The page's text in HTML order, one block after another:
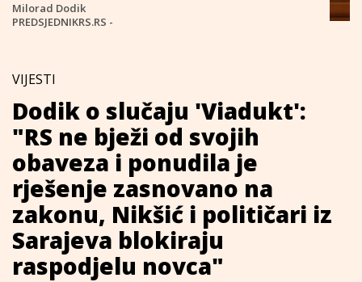
Milorad Dodik
PREDSJEDNIKRS.RS -
VIJESTI
Dodik o slučaju 'Viadukt':
"RS ne bježi od svojih
obaveza i ponudila je
rješenje zasnovano na
zakonu, Nikšić i političari iz
Sarajeva blokiraju
raspodjelu novca"